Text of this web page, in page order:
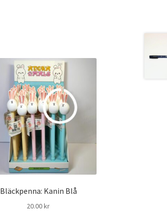
Bläckpenna: Kanin Blå
20.00kr